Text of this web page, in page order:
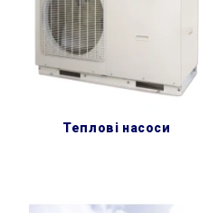
теплові насоси